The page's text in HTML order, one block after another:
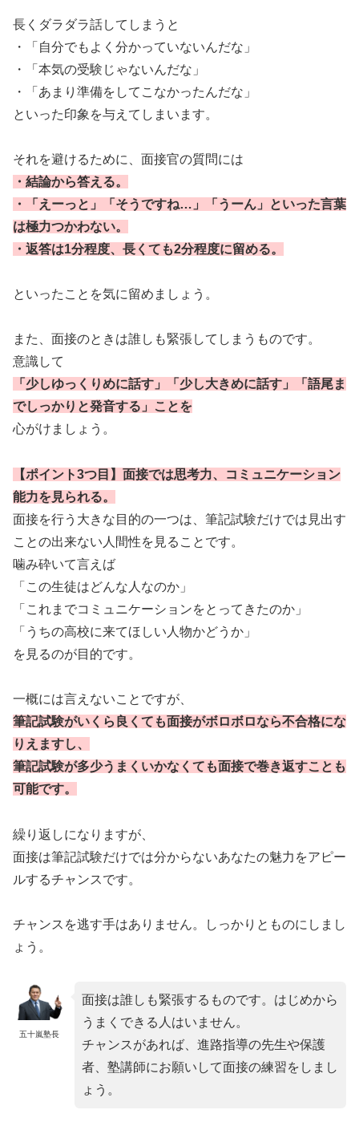
長くダラダラ話してしまうと
・「自分でもよく分かっていないんだな」
・「本気の受験じゃないんだな」
・「あまり準備をしてこなかったんだな」
といった印象を与えてしまいます。
それを避けるために、面接官の質問には
・結論から答える。
・「えーっと」「そうですね…」「うーん」といった言葉
は極力つかわない。
・返答は1分程度、長くても2分程度に留める。
といったことを気に留めましょう。
また、面接のときは誰しも緊張してしまうものです。
意識して
「少しゆっくりめに話す」「少し大きめに話す」「語尾ま
でしっかりと発音する」ことを
心がけましょう。
【ポイント3つ目】 面接では思考力、コミュニケーション
能力を見られる。
面接を行う大きな目的の一つは、筆記試験だけでは見出す
ことの出来ない人間性を見ることです。
噛み砕いて言えば
「この生徒はどんな人なのか」
「これまでコミュニケーションをとってきたのか」
「うちの高校に来てほしい人物かどうか」
を見るのが目的です。
一概には言えないことですが、
筆記試験がいくら良くても面接がボロボロなら不合格にな
りえますし、
筆記試験が多少うまくいかなくても面接で巻き返すことも
可能です。
繰り返しになりますが、
面接は筆記試験だけでは分からないあなたの魅力をアピー
ルするチャンスです。
チャンスを逃す手はありません。しっかりとものにしまし
ょう。
五十嵐塾長
面接は誰しも緊張するものです。はじめから
うまくできる人はいません。
チャンスがあれば、進路指導の先生や保護
者、塾講師にお願いして面接の練習をしまし
ょう。